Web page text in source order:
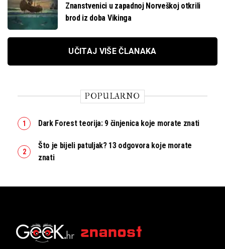
Znanstvenici u zapadnoj Norveškoj otkrili
brod iz doba Vikinga
UČITAJ VIŠE ČLANAKA
POPULARNO
Dark Forest teorija: 9 činjenica koje morate znati
Što je bijeli patuljak? 13 odgovora koje morate
znati